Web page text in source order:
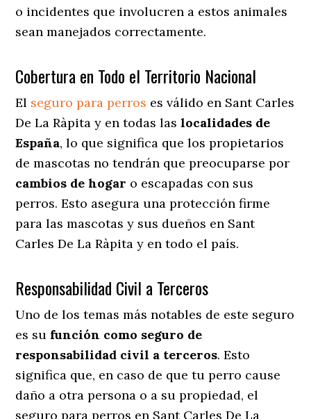
o incidentes que involucren a estos animales
sean manejados correctamente.
Cobertura en Todo el Territorio Nacional
El seguro para perros es válido en Sant Carles
De La Ràpita y en todas laslocalidades de
España, lo que significa que los propietarios
de mascotas no tendrán que preocuparse por
cambios de hogar o escapadas con sus
perros. Esto asegura una protección firme
para las mascotas y sus dueños en Sant
Carles De La Ràpita y en todo el país.
Responsabilidad Civil a Terceros
Uno de los temas más notables de este seguro
es su función como seguro de
responsabilidad civil a terceros. Esto
significa que, en caso de que tu perro cause
daño a otra persona o a su propiedad, el
seguro para perros en Sant Carles De La